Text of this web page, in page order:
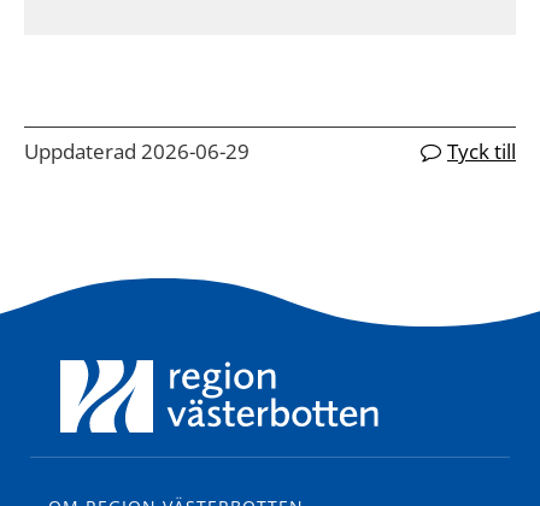
Uppdaterad 2026-06-29 Tyck till